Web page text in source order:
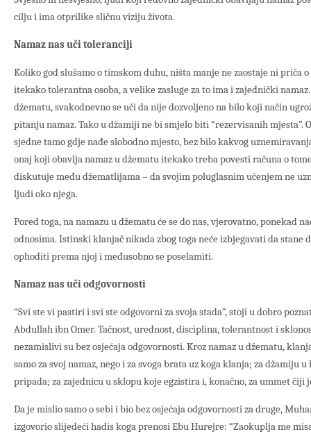
cilju i ima otprilike sličnu viziju života.
Namaz nas uči toleranciji
Koliko god slušamo o timskom duhu, ništa manje ne zaostaje ni priča
itekako tolerantna osoba, a velike zasluge za to ima i zajednički
džematu, svakodnevno se uči da nije dozvoljeno na bilo koji način
pitanju namaz. Tako u džamiji ne bi smjelo biti “rezervisanih mjesta”.
sjedne tamo gdje nađe slobodno mjesto, bez bilo kakvog
onaj koji obavlja namaz u džematu itekako treba povesti računa o
diskutuje među džematlijama – da svojim poluglasnim učenjem ne
ljudi oko njega.
Pored toga, na namazu u džematu će se do nas, vjerovatno, ponekad
odnosima. Istinski klanjač nikada zbog toga neće izbjegavati da stane
ophoditi prema njoj i međusobno se poselamiti.
Namaz nas uči odgovornosti
“Svi ste vi pastiri i svi ste odgovorni za svoja stada”, stoji u dobro
Abdullah ibn Omer. Tačnost, urednost, disciplina, tolerantnost i
nezamislivi su bez osjećaja odgovornosti. Kroz namaz u džematu,
samo za svoj namaz, nego i za svoga brata uz koga klanja; za džamiju
pripada; za zajednicu u sklopu koje egzistira i, konačno, za ummet čiji
Da je mislio samo o sebi i bio bez osjećaja odgovornosti za druge,
izgovorio slijedeći hadis koga prenosi Ebu Hurejre: “Zaokuplja me